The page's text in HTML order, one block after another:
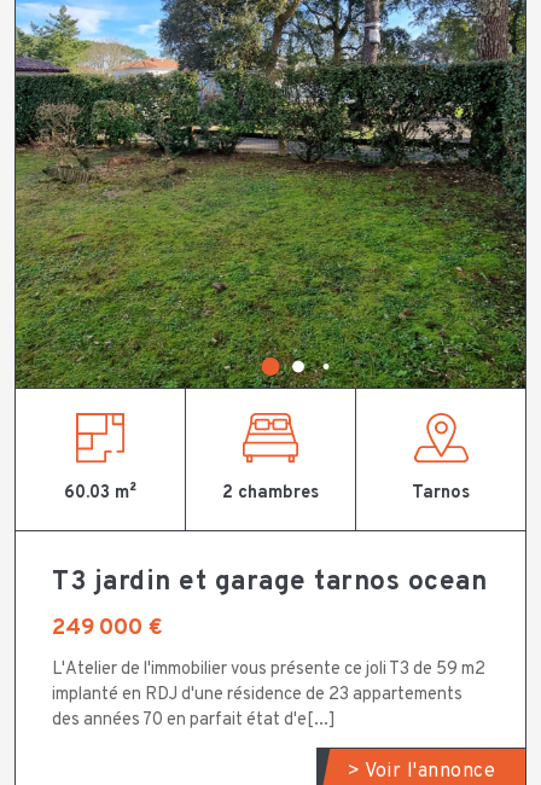
60.03 m² 2 chambres Tarnos
T3 jardin et garage tarnos ocean
249 000 €
L'Atelier de l'immobilier vous présente ce joli T3 de 59 m2
implanté en RDJ d'une résidence de 23 appartements
des années 70 en parfait état d'e[...]
> Voir l'annonce